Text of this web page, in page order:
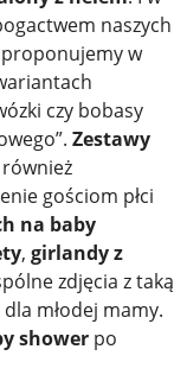
naszych
proponujemy w
czy bobasy
Zestawy
gościom płci
na baby
, girlandy z
zdjęcia z taką
młodej mamy.
shower po